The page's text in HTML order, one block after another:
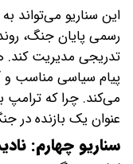
این سناریو می‌تواند
رسمی پایان جنگ،
تدریجی مدیریت کند.
پیام سیاسی مناسب و
می‌کند. چرا که ترامپ
عنوان یک بازنده در